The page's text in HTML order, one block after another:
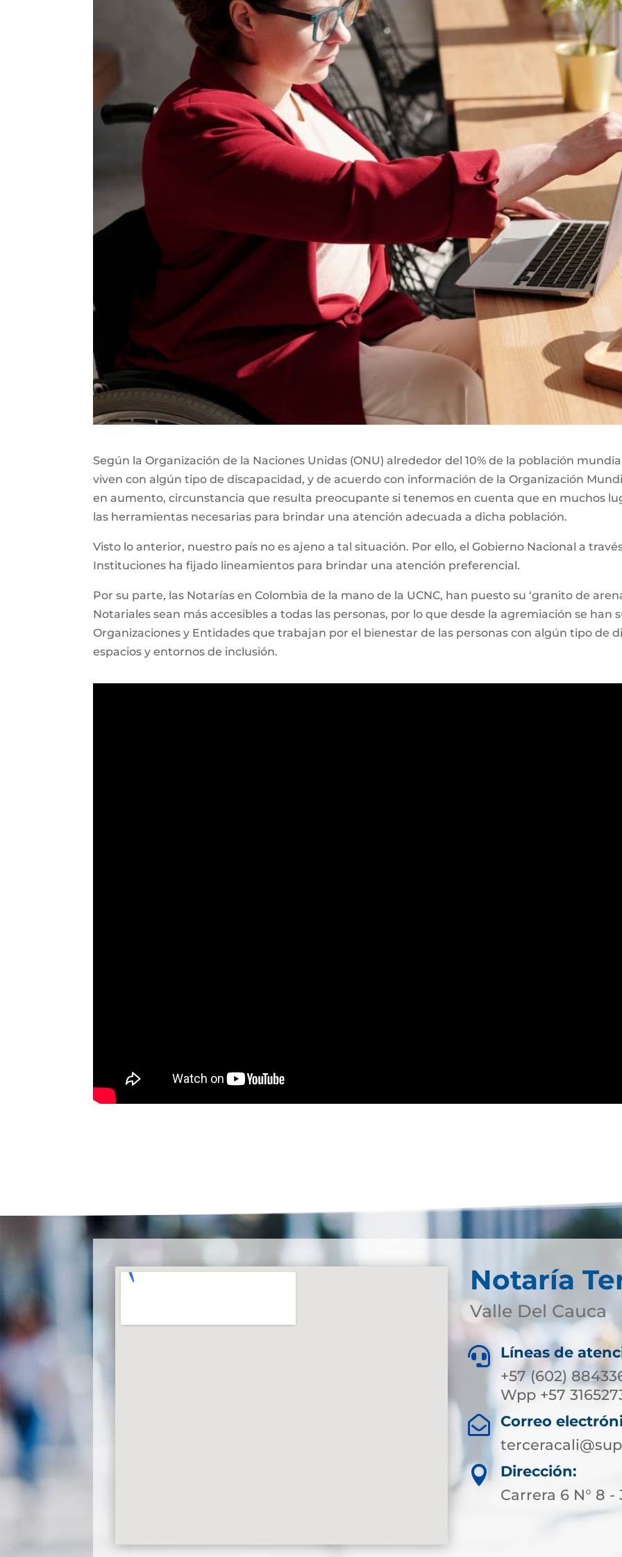
Según la Organización de la Naciones Unidas (ONU) alrededor del 10% de la población
viven con algún tipo de discapacidad, y de acuerdo con información de la Organización
en aumento, circunstancia que resulta preocupante si tenemos en cuenta que en muchos
las herramientas necesarias para brindar una atención adecuada a dicha población.
Visto lo anterior, nuestro país no es ajeno a tal situación. Por ello, el Gobierno Nacional a
Instituciones ha fijado lineamientos para brindar una atención preferencial.
Por su parte, las Notarías en Colombia de la mano de la UCNC, han puesto su ‘granito de
Notariales sean más accesibles a todas las personas, por lo que desde la agremiación se han
Organizaciones y Entidades que trabajan por el bienestar de las personas con algún tipo de
espacios y entornos de inclusión.
Notaría
Valle Del Cauca

Líneas de
+57 (602)
Wpp +57

Correo

Dirección:
Carrera 6 N° 8 -